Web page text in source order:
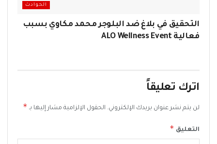
الحوادث
التحقيق في بلاغ ضد البلوجر محمد مكاوي بسبب
فعالية ALO Wellness Event
اترك تعليقاً
لن يتم نشر عنوان بريدك الإلكتروني. الحقول الإلزامية مشار إليها بـ *
التعليق *